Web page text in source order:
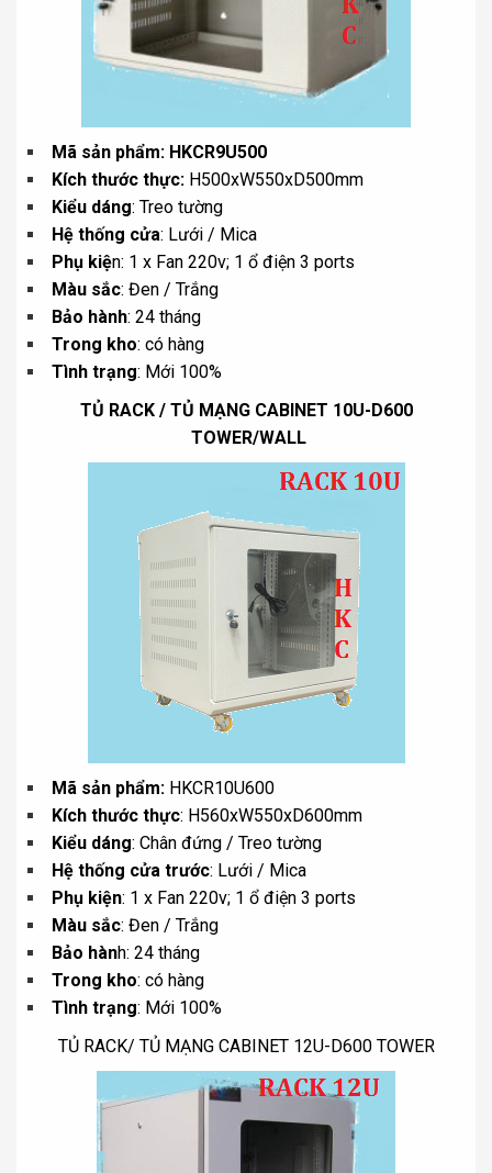
Mã sản phẩm: HKCR9U500
Kích thước thực: H500xW550xD500mm
Kiểu dáng: Treo tường
Hệ thống cửa: Lưới / Mica
Phụ kiện: 1 x Fan 220v; 1 ổ điện 3 ports
Màu sắc: Đen / Trắng
Bảo hành: 24 tháng
Trong kho: có hàng
Tình trạng: Mới 100%
TỦ RACK / TỦ MẠNG CABINET 10U-D600
TOWER/WALL
Mã sản phẩm: HKCR10U600
Kích thước thực: H560xW550xD600mm
Kiểu dáng: Chân đứng / Treo tường
Hệ thống cửa trước: Lưới / Mica
Phụ kiện: 1 x Fan 220v; 1 ổ điện 3 ports
Màu sắc: Đen / Trắng
Bảo hành: 24 tháng
Trong kho: có hàng
Tình trạng: Mới 100%
TỦ RACK/ TỦ MẠNG CABINET 12U-D600 TOWER